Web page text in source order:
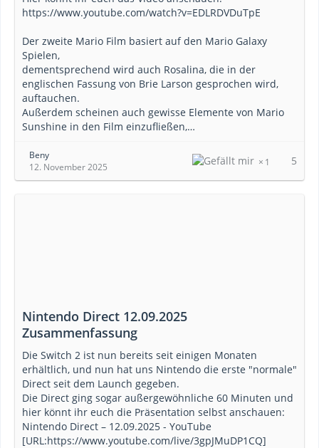
https://www.youtube.com/watch?v=EDLRDVDuTpE
Der zweite Mario Film basiert auf den Mario Galaxy
Spielen,
dementsprechend wird auch Rosalina, die in der
englischen Fassung von Brie Larson gesprochen wird,
auftauchen.
Außerdem scheinen auch gewisse Elemente von Mario
Sunshine in den Film einzufließen,…
Beny
12. November 2025
1 5
Nintendo Direct 12.09.2025
Zusammenfassung
Die Switch 2 ist nun bereits seit einigen Monaten
erhältlich, und nun hat uns Nintendo die erste "normale"
Direct seit dem Launch gegeben.
Die Direct ging sogar außergewöhnliche 60 Minuten und
hier könnt ihr euch die Präsentation selbst anschauen:
Nintendo Direct – 12.09.2025 - YouTube
[URL:https://www.youtube.com/live/3gpJMuDP1CQ]